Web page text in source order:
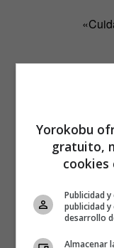
Yorokobu
gratuito,
cookies
Publicidad
publicidad
desarrollo
Almacenar